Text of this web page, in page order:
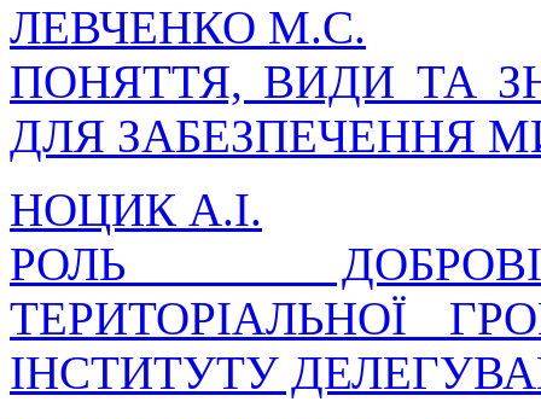
ЛЕВЧЕНКО М.С.
ПОНЯТТЯ, ВИДИ ТА
ДЛЯ ЗАБЕЗПЕЧЕННЯ
НОЦИК А.І.
РОЛЬ
ТЕРИТОРІАЛЬНОЇ
ІНСТИТУТУ